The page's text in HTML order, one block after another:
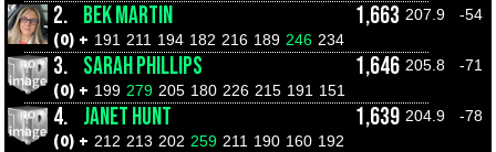
2. BEK MARTIN 1,663 207.9 -54
(0) + 191 211 194 182 216 189 246 234
3. SARAH PHILLIPS 1,646 205.8 -71
(0) + 199 279 205 180 226 215 191 151
4. JANET HUNT 1,639 204.9 -78
(0) + 212 213 202 259 211 190 160 192